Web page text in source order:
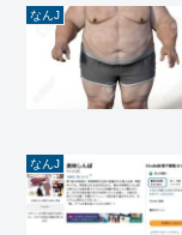
なんJ
なんJ